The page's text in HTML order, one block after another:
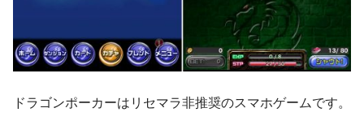
ドラゴンポーカーはリセマラ非推奨のスマホゲームです。